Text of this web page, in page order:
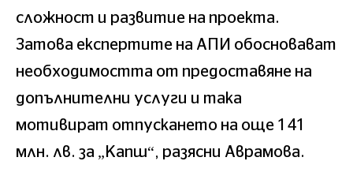
сложност и развитие на проекта.
Затова експертите на АПИ обосновават
необходимостта от предоставяне на
допълнителни услуги и така
мотивират отпускането на още 141
млн. лв. за „Капш“, разясни Аврамова.